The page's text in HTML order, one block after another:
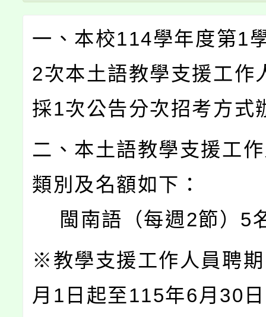
一、本校114學年度第1
2次本土語教學支援工作
採1次公告分次招考方式
二、本土語教學支援工
類別及名額如下：
閩南語（每週2節）5
※教學支援工作人員聘
月1日起至115年6月30